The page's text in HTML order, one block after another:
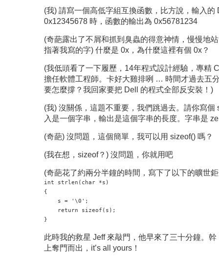
(我) 請寫一個高低字組互換函數，比方說，輸入的
0x12345678 時，函數的輸出為 0x56781234
(奇葩露出了不屑和抓到臭蟲的得意神情，慢慢地
指著我寫的字) 什麼是 0x，為什麼這裡有個 0x？
(我低頭看了一下履歷，14年程式設計經驗，專精
擔任軟體工程師。卡好大雞排咧 … 時間才過去五
要怎麼撐？我回家要把 Dell 的程式全部反安裝！)
(我) 沒關係，這題不重要，我們跳過去。請你寫個
入是一個字串，輸出是這個字串的長度。字串是
(奇葩) 沒問題，這個簡單，我可以用 sizeof() 嗎？
(我在想，sizeof？) 沒問題，你就用吧
(奇葩花了約兩分半鐘的時間，寫下了以下的曠世
int strlen(char *s)
{
    s = '\0';
    return sizeof(s);
此時我的救星 Jeff 來敲門，他早來了三十分鐘。
上奪門而出，it’s all yours！